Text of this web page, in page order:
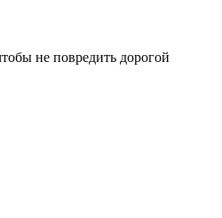
не повредить дорогой